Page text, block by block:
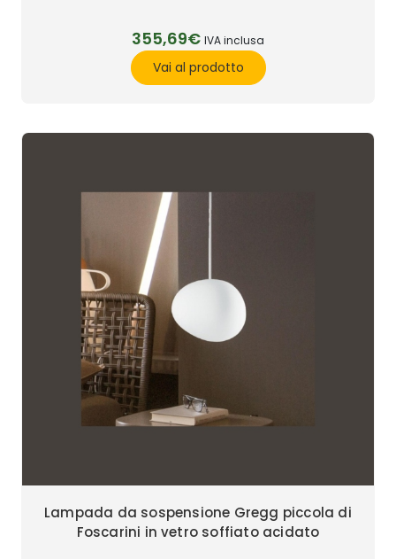
355,69€ IVA inclusa
Vai al prodotto
Lampada da sospensione Gregg piccola di
Foscarini in vetro soffiato acidato